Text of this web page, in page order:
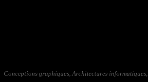
Conceptions graphiques, Architectures informatiques,